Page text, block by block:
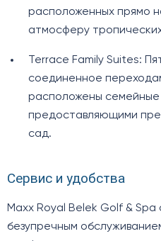
расположенных прямо
атмосферу
Terrace Family Suites:
соединенное
расположены
предоставляющими
сад.
Сервис и удобства
Maxx Royal Belek Golf & Spa
безупречным